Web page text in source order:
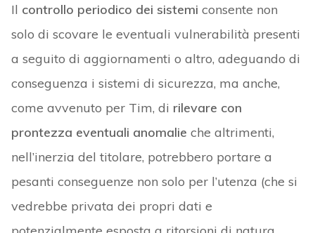
Il controllo periodico dei sistemi consente non
solo di scovare le eventuali vulnerabilità presenti
a seguito di aggiornamenti o altro, adeguando di
conseguenza i sistemi di sicurezza, ma anche,
come avvenuto per Tim, di rilevare con
prontezza eventuali anomalie che altrimenti,
nell’inerzia del titolare, potrebbero portare a
pesanti conseguenze non solo per l’utenza (che si
vedrebbe privata dei propri dati e